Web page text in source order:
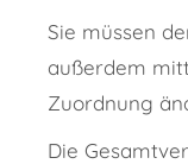
Sie müssen
außerdem
Zuordnung
Die